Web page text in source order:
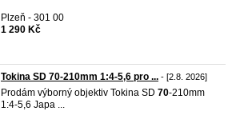
Plzeň - 301 00
1 290 Kč
Tokina SD 70-210mm 1:4-5,6 pro ... - [2.8. 2026]
Prodám výborný objektiv Tokina SD 70-210mm
1:4-5,6 Japa ...